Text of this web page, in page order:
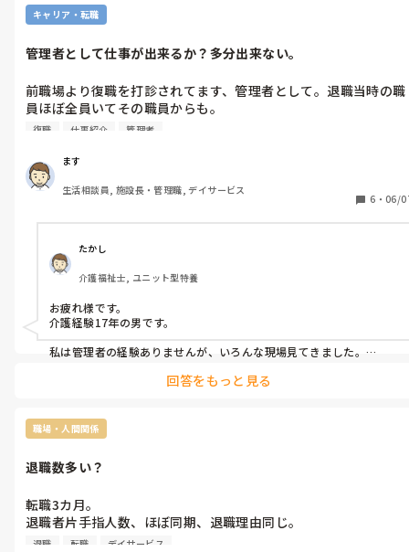
キャリア・転職
管理者として仕事が出来るか？多分出来ない。
前職場より復職を打診されてます、管理者として。退職当時の職
員ほぼ全員いてその職員からも。
まだ即答な回答はしてません、打診され３週間目に入るので回答
紹介会社介しての転職して４ヶ月、打診受けてる職場は3年前に
退職。
管理者として仕事が出来るかが不安で。
復職 仕事紹介 管理者
ます
生活相談員, 施設長・管理職, デイサービス
6 ・ 06/
たかし
介護福祉士, ユニット型特養
お疲れ様です。
介護経験17年の男です。
私は管理者の経験ありませんが、いろんな現場見てきました。
私は、スタッフの管理やその他、責任の重さに耐えられなくて出来
ないのを自覚してます。
あと、紹介会社さんと相談されましたか？
まあ、決めるのは貴方なのでご自身で判断されて下さい。
回答をもっと見る
職場・人間関係
退職数多い？
転職3カ月。
退職者片手指人数、ほぼ同期、退職理由同じ。
上役は理由を知るにも動かない。
退職 転職 デイサービス